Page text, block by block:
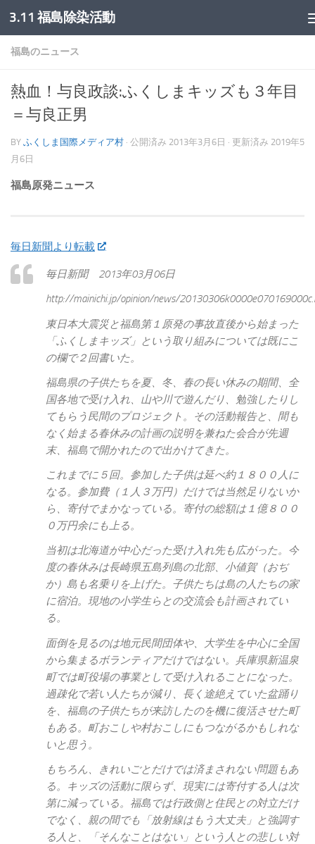
コンテンツへスキップ
3.11 福島除染活動
福島のニュース
熱血！与良政談:ふくしまキッズも３年目
＝与良正男
BY ふくしま国際メディア村 · 公開済み 2013年3月6日 · 更新済み 2019年5
月6日
福島原発ニュース
毎日新聞より転載
毎日新聞 2013年03月06日
http://mainichi.jp/opinion/news/
東日本大震災と福島第１原発の事故直後から始まった
「ふくしまキッズ」という取り組みについては既にこ
の欄で２回書いた。
福島県の子供たちを夏、冬、春の長い休みの期間、全
国各地で受け入れ、山や川で遊んだり、勉強したりし
てもらう民間のプロジェクト。その活動報告と、間も
なく始まる春休みの計画の説明を兼ねた会合が先週
末、福島で開かれたので出かけてきた。
これまでに５回。参加した子供は延べ約１８００人に
なる。参加費（１人３万円）だけでは当然足りないか
ら、寄付でまかなっている。寄付の総額は１億８００
０万円余にも上る。
当初は北海道が中心だった受け入れ先も広がった。今
度の春休みは長崎県五島列島の北部、小値賀（おぢ
か）島も名乗りを上げた。子供たちは島の人たちの家
に宿泊。現地の小学生らとの交流会も計画されてい
る。
面倒を見るのは地元民間団体や、大学生を中心に全国
から集まるボランティアだけではない。兵庫県新温泉
町では町役場の事業として受け入れることになった。
過疎化で若い人たちが減り、長く途絶えていた盆踊り
を、福島の子供たちが来訪したのを機に復活させた町
もある。町おこしや村おこしにもつながるかもしれな
いと思う。
もちろん、きれいごとだけでは済まされない問題もあ
る。キッズの活動に限らず、現実には寄付する人は次
第に減っている。福島では行政側と住民との対立だけ
でなく、親の間でも「放射線はもう大丈夫」と強調す
る人と、「そんなことはない」という人との悲しい対